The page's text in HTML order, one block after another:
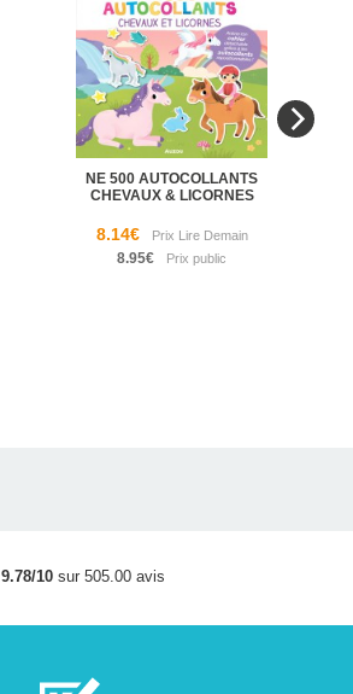
NE 500 AUTOCOLLANTS
CHEVAUX & LICORNES
8.14€
8.95€
9.78/10sur 505.00 avis